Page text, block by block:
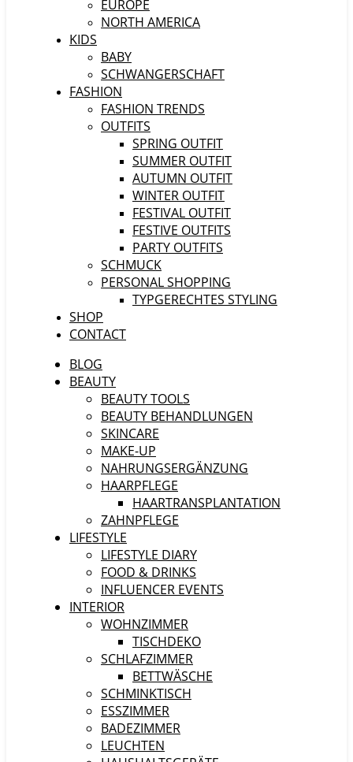
EUROPE
NORTH AMERICA
KIDS
BABY
SCHWANGERSCHAFT
FASHION
FASHION TRENDS
OUTFITS
SPRING OUTFIT
SUMMER OUTFIT
AUTUMN OUTFIT
WINTER OUTFIT
FESTIVAL OUTFIT
FESTIVE OUTFITS
PARTY OUTFITS
SCHMUCK
PERSONAL SHOPPING
TYPGERECHTES STYLING
SHOP
CONTACT
BLOG
BEAUTY
BEAUTY TOOLS
BEAUTY BEHANDLUNGEN
SKINCARE
MAKE-UP
NAHRUNGSERGÄNZUNG
HAARPFLEGE
HAARTRANSPLANTATION
ZAHNPFLEGE
LIFESTYLE
LIFESTYLE DIARY
FOOD & DRINKS
INFLUENCER EVENTS
INTERIOR
WOHNZIMMER
TISCHDEKO
SCHLAFZIMMER
BETTWÄSCHE
SCHMINKTISCH
ESSZIMMER
BADEZIMMER
LEUCHTEN